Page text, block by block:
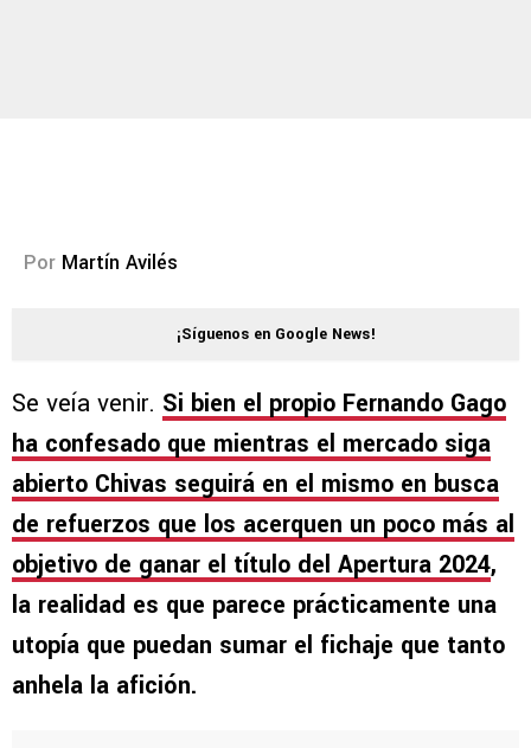
Por Martín Avilés
¡Síguenos en Google News!
Se veía venir. Si bien el propio Fernando Gago
ha confesado que mientras el mercado siga
abierto Chivas seguirá en el mismo en busca
de refuerzos que los acerquen un poco más al
objetivo de ganar el título del Apertura 2024,
la realidad es que parece prácticamente una
utopía que puedan sumar el fichaje que tanto
anhela la afición.